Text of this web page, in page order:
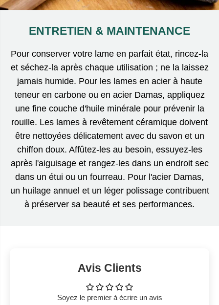
ENTRETIEN & MAINTENANCE
Pour conserver votre lame en parfait état, rincez-la
et séchez-la après chaque utilisation ; ne la laissez
jamais humide. Pour les lames en acier à haute
teneur en carbone ou en acier Damas, appliquez
une fine couche d'huile minérale pour prévenir la
rouille. Les lames à revêtement céramique doivent
être nettoyées délicatement avec du savon et un
chiffon doux. Affûtez-les au besoin, essuyez-les
après l'aiguisage et rangez-les dans un endroit sec
dans un étui ou un fourreau. Pour l'acier Damas,
un huilage annuel et un léger polissage contribuent
à préserver sa beauté et ses performances.
Avis Clients
Soyez le premier à écrire un avis